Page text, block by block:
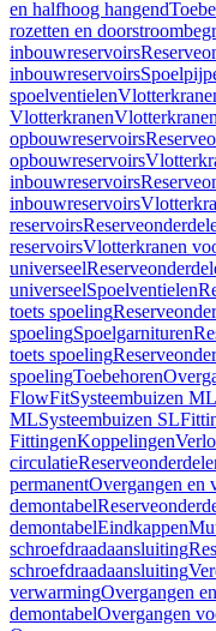
en halfhoog hangend
rozetten en
inbouwreservoirs
inbouwreservoirs
spoelventielen
Vlotterkranen
opbouwreservoirs
opbouwreservoirs
inbouwreservoirs
inbouwreservoirs
reservoirs
reservoirsVlotterkranen
universeel
universeelSpoelventielen
toets spoeling
spoelingSpoelgarnituren
toets spoeling
spoelingToebehoren
FlowFitSysteembuizen ML
MLSysteembuizen SL
FittingenKoppelingen
circulatie
permanentOvergangen en
demontabel
demontabelEindkappen
schroefdraadaansluiting
schroefdraadaansluiting
verwarmingOvergangen
demontabelOvergangen